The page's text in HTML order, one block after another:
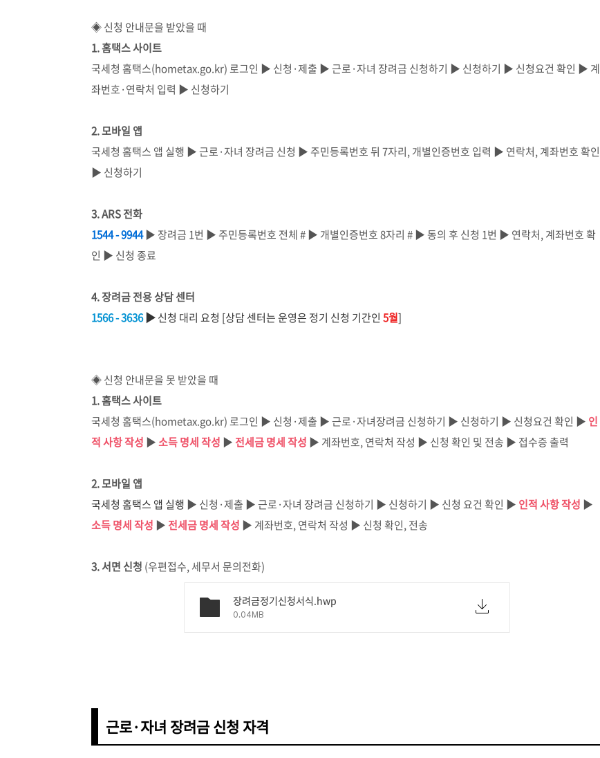
◈ 신청 안내문을 받았을 때
1. 홈택스 사이트
국세청 홈택스(hometax.go.kr) 로그인 ▶ 신청·제출 ▶ 근로·자녀 장려금 신청하기 ▶ 신청하기 ▶ 신청요건 확인 ▶ 계
좌번호·연락처 입력 ▶ 신청하기
2. 모바일 앱
국세청 홈택스 앱 실행 ▶ 근로·자녀 장려금 신청 ▶ 주민등록번호 뒤 7자리, 개별인증번호 입력 ▶ 연락처, 계좌번호 확인
▶ 신청하기
3. ARS 전화
1544 - 9944▶ 장려금 1번 ▶ 주민등록번호 전체 # ▶ 개별인증번호 8자리 # ▶ 동의 후 신청 1번 ▶ 연락처, 계좌번호 확
인 ▶ 신청 종료
4. 장려금 전용 상담 센터
1566 - 3636▶신청 대리 요청 [상담 센터는 운영은 정기 신청 기간인 5월]
◈ 신청 안내문을 못 받았을 때
1. 홈택스 사이트
국세청 홈택스(hometax.go.kr) 로그인 ▶ 신청·제출 ▶ 근로·자녀장려금 신청하기 ▶ 신청하기 ▶ 신청요건 확인 ▶ 인
적 사항 작성 ▶소득 명세 작성 ▶ 전세금 명세 작성 ▶ 계좌번호, 연락처 작성 ▶ 신청 확인 및 전송 ▶ 접수증 출력
2. 모바일 앱
국세청 홈택스 앱 실행 ▶ 신청·제출 ▶ 근로·자녀 장려금 신청하기 ▶ 신청하기 ▶ 신청 요건 확인 ▶ 인적 사항 작성 ▶
소득 명세 작성 ▶ 전세금 명세 작성 ▶ 계좌번호, 연락처 작성 ▶ 신청 확인, 전송
3. 서면 신청 (우편접수, 세무서 문의전화)
장려금정기신청서식.hwp
0.04MB
근로·자녀 장려금 신청 자격